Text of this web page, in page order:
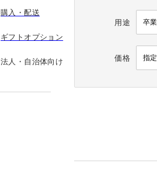
購入・配送
ギフトオプション
法人・自治体向け
用途
価格